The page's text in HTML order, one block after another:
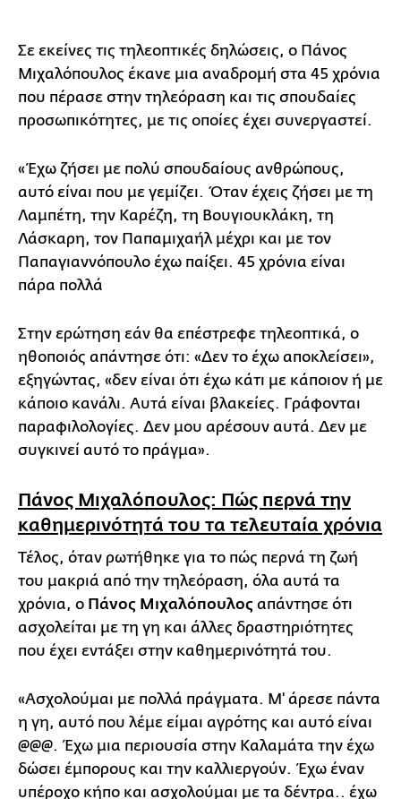
Σε εκείνες τις τηλεοπτικές δηλώσεις, ο Πάνος
Μιχαλόπουλος έκανε μια αναδρομή στα 45 χρόνια
που πέρασε στην τηλεόραση και τις σπουδαίες
προσωπικότητες, με τις οποίες έχει συνεργαστεί.
«Έχω ζήσει με πολύ σπουδαίους ανθρώπους,
αυτό είναι που με γεμίζει. Όταν έχεις ζήσει με τη
Λαμπέτη, την Καρέζη, τη Βουγιουκλάκη, τη
Λάσκαρη, τον Παπαμιχαήλ μέχρι και με τον
Παπαγιαννόπουλο έχω παίξει. 45 χρόνια είναι
πάρα πολλά
Στην ερώτηση εάν θα επέστρεφε τηλεοπτικά, ο
ηθοποιός απάντησε ότι: «Δεν το έχω αποκλείσει»,
εξηγώντας, «δεν είναι ότι έχω κάτι με κάποιον ή με
κάποιο κανάλι. Αυτά είναι βλακείες. Γράφονται
παραφιλολογίες. Δεν μου αρέσουν αυτά. Δεν με
συγκινεί αυτό το πράγμα».
Πάνος Μιχαλόπουλος: Πώς περνά την
καθημερινότητά του τα τελευταία χρόνια
Τέλος, όταν ρωτήθηκε για το πώς περνά τη ζωή
του μακριά από την τηλεόραση, όλα αυτά τα
χρόνια, ο Πάνος Μιχαλόπουλος απάντησε ότι
ασχολείται με τη γη και άλλες δραστηριότητες
που έχει εντάξει στην καθημερινότητά του.
«Ασχολούμαι με πολλά πράγματα. Μ' άρεσε πάντα
η γη, αυτό που λέμε είμαι αγρότης και αυτό είναι
@@@. Έχω μια περιουσία στην Καλαμάτα την έχω
δώσει έμπορους και την καλλιεργούν. Έχω έναν
υπέροχο κήπο και ασχολούμαι με τα δέντρα.. έχω